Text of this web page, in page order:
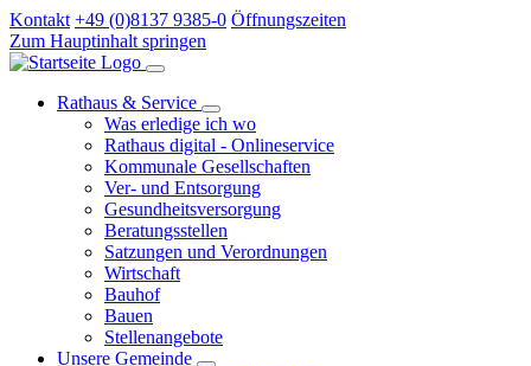
Kontakt +49 (0)8137 9385-0 Öffnungszeiten
Zum Hauptinhalt springen
Rathaus & Service
Was erledige ich wo
Rathaus digital - Onlineservice
Kommunale Gesellschaften
Ver- und Entsorgung
Gesundheitsversorgung
Beratungsstellen
Satzungen und Verordnungen
Wirtschaft
Bauhof
Bauen
Stellenangebote
Unsere Gemeinde